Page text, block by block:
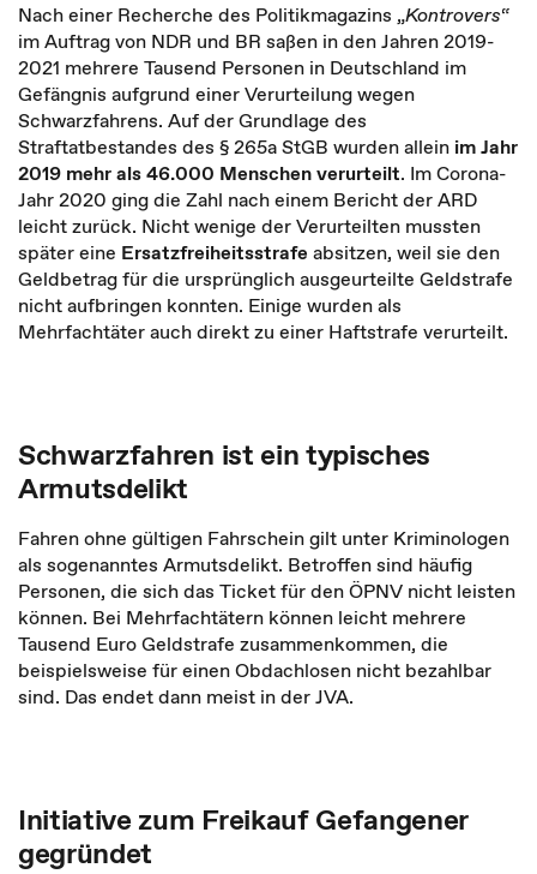
Nach einer Recherche des Politikmagazins „Kontrovers“
im Auftrag von NDR und BR saßen in den Jahren 2019-
2021 mehrere Tausend Personen in Deutschland im
Gefängnis aufgrund einer Verurteilung wegen
Schwarzfahrens. Auf der Grundlage des
Straftatbestandes des § 265a StGB wurden allein im Jahr
2019 mehr als 46.000 Menschenverurteilt. Im Corona-
Jahr 2020 ging die Zahl nach einem Bericht der ARD
leicht zurück. Nicht wenige der Verurteilten mussten
später eine Ersatzfreiheitsstrafe absitzen, weil sie den
Geldbetrag für die ursprünglich ausgeurteilte Geldstrafe
nicht aufbringen konnten. Einige wurden als
Mehrfachtäter auch direkt zu einer Haftstrafe verurteilt.
Schwarzfahren ist ein typisches
Armutsdelikt
Fahren ohne gültigen Fahrschein gilt unter Kriminologen
als sogenanntes Armutsdelikt. Betroffen sind häufig
Personen, die sich das Ticket für den ÖPNV nicht leisten
können. Bei Mehrfachtätern können leicht mehrere
Tausend Euro Geldstrafe zusammenkommen, die
beispielsweise für einen Obdachlosen nicht bezahlbar
sind. Das endet dann meist in der JVA.
Initiative zum Freikauf Gefangener
gegründet